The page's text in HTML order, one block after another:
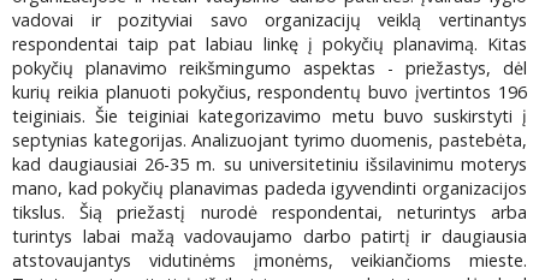
vadovai ir pozityviai savo organizacijų veiklą vertinantys
respondentai taip pat labiau linkę į pokyčių planavimą. Kitas
pokyčių planavimo reikšmingumo aspektas - priežastys, dėl
kurių reikia planuoti pokyčius, respondentų buvo įvertintos 196
teiginiais. Šie teiginiai kategorizavimo metu buvo suskirstyti į
septynias kategorijas. Analizuojant tyrimo duomenis, pastebėta,
kad daugiausiai 26-35 m. su universitetiniu išsilavinimu moterys
mano, kad pokyčių planavimas padeda igyvendinti organizacijos
tikslus. Šią priežastį nurodė respondentai, neturintys arba
turintys labai mažą vadovaujamo darbo patirtį ir daugiausia
atstovaujantys vidutinėms įmonėms, veikiančioms mieste.